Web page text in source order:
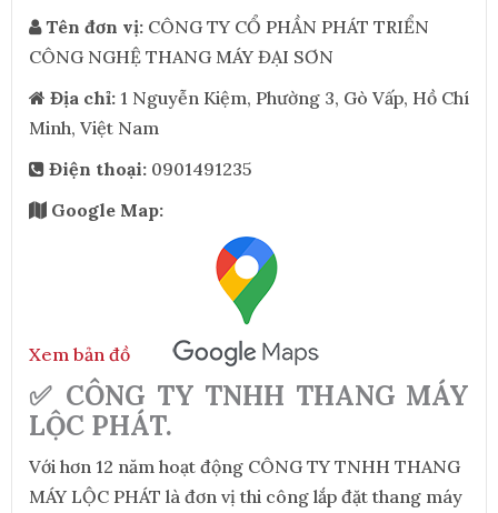
Tên đơn vị: CÔNG TY CỔ PHẦN PHÁT TRIỂN
CÔNG NGHỆ THANG MÁY ĐẠI SƠN
Địa chỉ: 1 Nguyễn Kiệm, Phường 3, Gò Vấp, Hồ Chí
Minh, Việt Nam
Điện thoại: 0901491235
Google Map:
Xem bản đồ
✅ CÔNG TY TNHH THANG MÁY
LỘC PHÁT.
Với hơn 12 năm hoạt động CÔNG TY TNHH THANG
MÁY LỘC PHÁT là đơn vị thi công lắp đặt thang máy